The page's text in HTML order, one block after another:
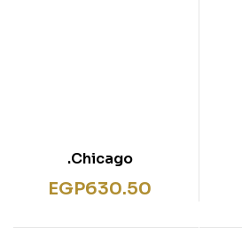
Chicago.
EGP630.50